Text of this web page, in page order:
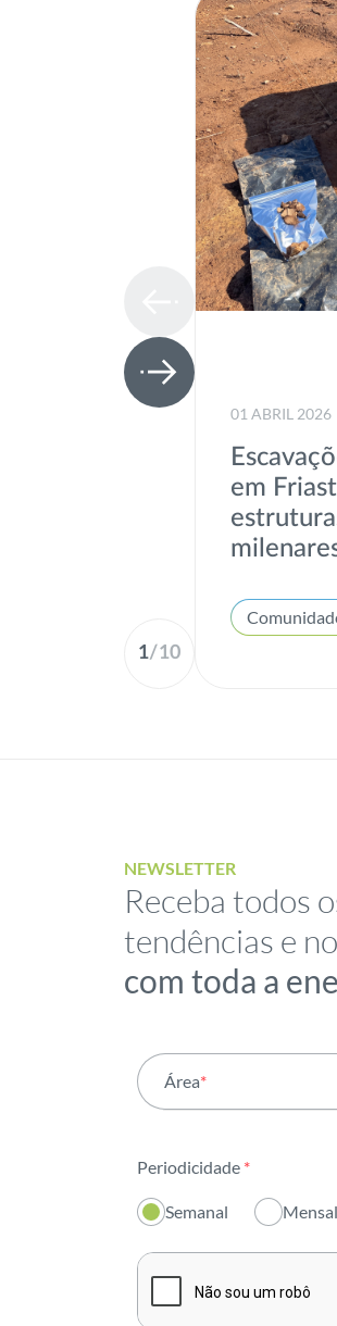
1/10
01 ABRIL 2026
em
NEWSLETTER
Receba todos
tendências e
com toda a
Área*
Institucional
Sustentabilidade
Periodicidade *
Semanal Mensal